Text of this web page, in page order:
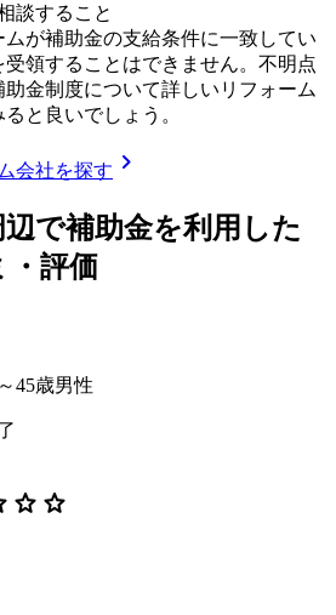
談すること
が補助金の支給条件に一致してい
領することはできません。不明点
金制度について詳しいリフォーム
と良いでしょう。
会社を探す chevron_right
辺で補助金を利用した
・評価
45歳男性
star star